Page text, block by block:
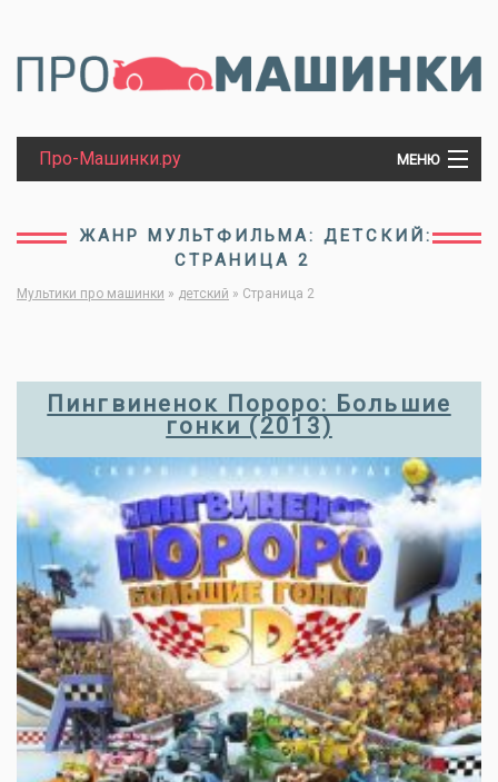
Про-Машинки.ру МЕНЮ
ТРАКТОРЫ
ТАНКИ
ЖАНР МУЛЬТФИЛЬМА: ДЕТСКИЙ:
СТРАНИЦА 2
Мультики про машинки » детский » Страница 2
Пингвиненок Пороро: Большие
гонки (2013)